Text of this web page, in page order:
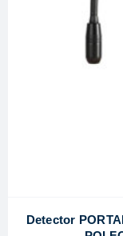
Detector